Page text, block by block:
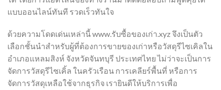
แบบออนไลน์ทันที รวดเร็วทันใจ
ด้วยความโดดเด่นเหล่านี้ www.รับซื้อของเก่า.xyz จึงเป็นตัว
เลือกชั้นนำสำหรับผู้ที่ต้องการขายของเก่าหรือวัสดุรีไซเคิลใน
อำเภอแหลมสิงห์ จังหวัดจันทบุรี ประเทศไทย ไม่ว่าจะเป็นการ
จัดการวัสดุรีไซเคิ้ล ในครัวเรือน การเคลียร์พื้นที่ หรือการ
จัดการวัสดุเหลือใช้จากธุรกิจ เรายินดีให้บริการเพื่อ